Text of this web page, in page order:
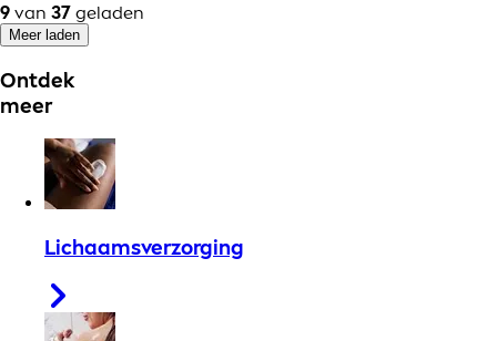
9 van 37 geladen
Meer laden
Ontdek
meer
Lichaamsverzorging